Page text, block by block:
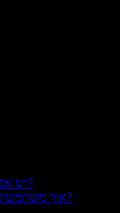
יש אפליקציה שמקריאה טקסט מהספרים?
איך משתמשים בטקסט לדיבור בספרים דיגיטליים?